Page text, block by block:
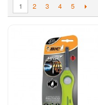
1 2 3 4 5